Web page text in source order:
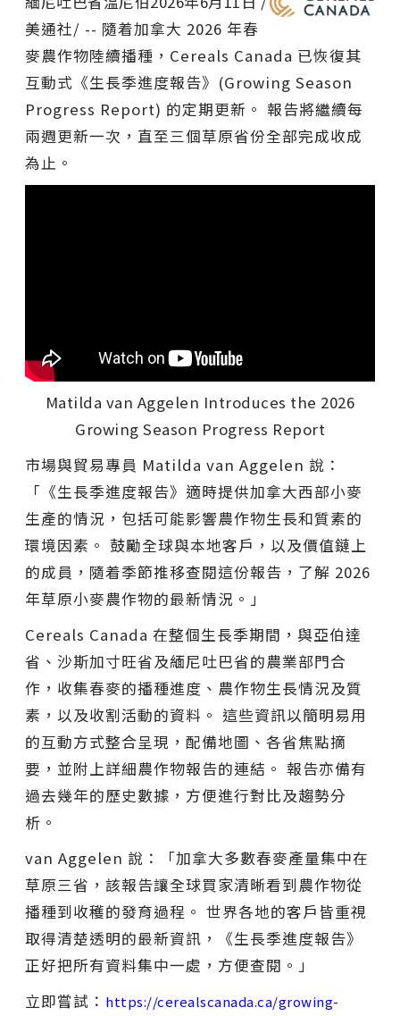
美通社/ -- 隨着加拿大 2026 年春
麥農作物陸續播種，Cereals Canada 已恢復其
互動式《生長季進度報告》(Growing Season
Progress Report) 的定期更新。 報告將繼續每
兩週更新一次，直至三個草原省份全部完成收成
為止。
Matilda van Aggelen Introduces the 2026
Growing Season Progress Report
市場與貿易專員 Matilda van Aggelen 說：
「《生長季進度報告》適時提供加拿大西部小麥
生產的情況，包括可能影響農作物生長和質素的
環境因素。 鼓勵全球與本地客戶，以及價值鏈上
的成員，隨着季節推移查閱這份報告，了解 2026
年草原小麥農作物的最新情況。」
Cereals Canada 在整個生長季期間，與亞伯達
省、沙斯加寸旺省及緬尼吐巴省的農業部門合
作，收集春麥的播種進度、農作物生長情況及質
素，以及收割活動的資料。 這些資訊以簡明易用
的互動方式整合呈現，配備地圖、各省焦點摘
要，並附上詳細農作物報告的連結。 報告亦備有
過去幾年的歷史數據，方便進行對比及趨勢分
析。
van Aggelen 說：「加拿大多數春麥產量集中在
草原三省，該報告讓全球買家清晰看到農作物從
播種到收穫的發育過程。 世界各地的客戶皆重視
取得清楚透明的最新資訊，《生長季進度報告》
正好把所有資料集中一處，方便查閱。」
立即嘗試： https://cerealscanada.ca/growing-